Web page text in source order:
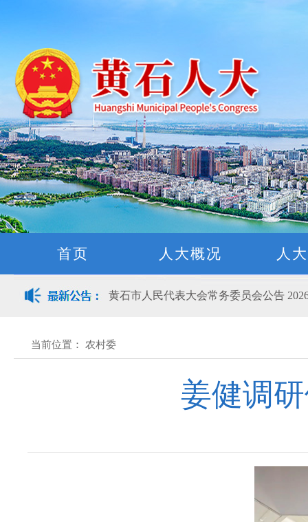
首页 人大概况 人
黄石市人民代表大会常务委员会公告
关于征集立法工作规划（2027年—2031
关于征求《黄石市停车场建设管理条例
公开征集“扩大内需大力提振消费”社会
黄石市人民代表大会常务委员会公告
黄石市人民代表大会常务委员会公告
黄石市人民代表大会常务委员会公告
关于征求《黄石市停车场建设管理条例
公开征集“扩大内需大力提振消费”社会
当前位置： 农村委
姜健调